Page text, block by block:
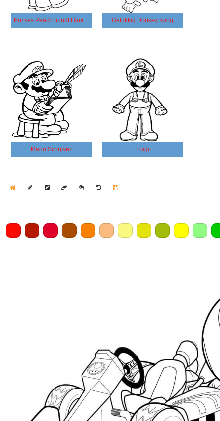
Gelukkig Donkey Kong
Mario Schrijven Luigi